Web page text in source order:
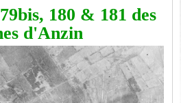
180 & 181 des
d'Anzin